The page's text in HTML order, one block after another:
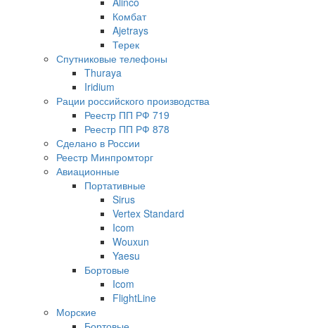
Комбат
Ajetrays
Терек
Спутниковые телефоны
Thuraya
Iridium
Рации российского производства
Реестр ПП РФ 719
Реестр ПП РФ 878
Сделано в России
Реестр Минпромторг
Авиационные
Портативные
Sirus
Vertex Standard
Icom
Wouxun
Yaesu
Бортовые
Icom
FlightLine
Морские